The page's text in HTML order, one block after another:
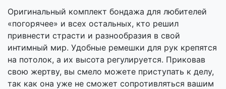
Оригинальный комплект бондажа для любителей
«погорячее» и всех остальных, кто решил
привнести страсти и разнообразия в свой
интимный мир. Удобные ремешки для рук крепятся
на потолок, а их высота регулируется. Приковав
свою жертву, вы смело можете приступать к делу,
так как она уже не сможет сопротивляться вашим